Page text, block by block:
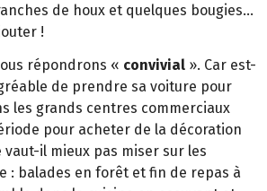
de houx et quelques bougies…
!
répondrons « convivial ». Car est-
de prendre sa voiture pour
les grands centres commerciaux
pour acheter de la décoration
vaut-il mieux pas miser sur les
: balades en forêt et fin de repas à